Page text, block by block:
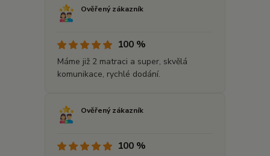
Ověřený zákazník
100 %
Máme již 2 matraci a super, skvělá
komunikace, rychlé dodání.
Ověřený zákazník
100 %